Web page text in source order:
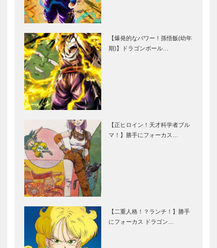
【爆発的なパワー！孫悟飯(幼年
期)】ドラゴンボール…
【正ヒロイン！天才科学者ブル
マ！】勝手にフォーカス…
【二重人格！？ランチ！】勝手
にフォーカス ドラゴン…